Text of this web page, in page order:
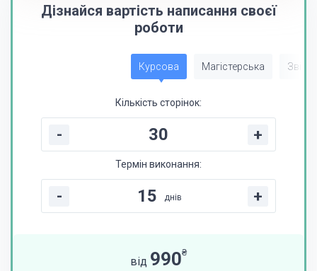
Дізнайся вартість написання своєї
роботи
Курсова Магістерська Звіт
Кількість сторінок:
- +
Термін виконання:
- днів +
від 990₴